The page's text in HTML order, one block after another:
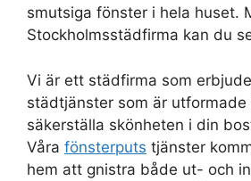
smutsiga fönster i hela huset.
Stockholmsstädfirma kan du
Vi är ett städfirma som
städtjänster som är
säkerställa skönheten i din
Våra fönsterputs tjänster
hem att gnistra både ut- och